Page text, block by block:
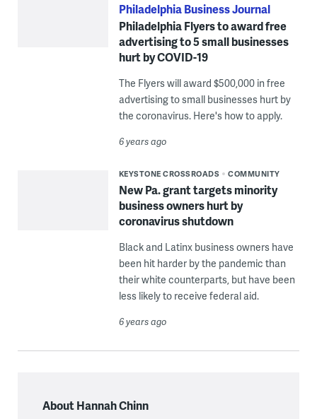
Philadelphia Business Journal
Philadelphia Flyers to award free
advertising to 5 small businesses
hurt by COVID-19
The Flyers will award $500,000 in free
advertising to small businesses hurt by
the coronavirus. Here's how to apply.
6 years ago
KEYSTONE CROSSROADS COMMUNITY
New Pa. grant targets minority
business owners hurt by
coronavirus shutdown
Black and Latinx business owners have
been hit harder by the pandemic than
their white counterparts, but have been
less likely to receive federal aid.
6 years ago
About Hannah Chinn